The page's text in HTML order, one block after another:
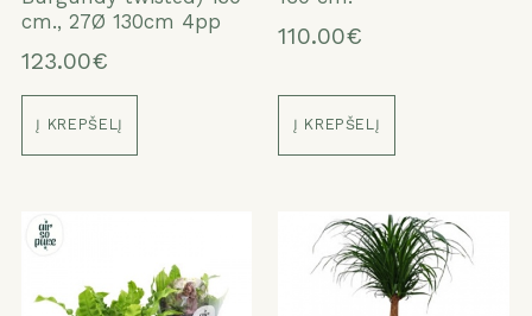
cm., 27Ø 130cm 4pp
123.00€
Į KREPŠELĮ
110.00€
Į KREPŠELĮ